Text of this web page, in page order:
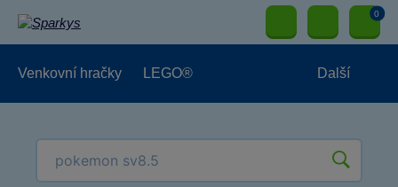
0
Venkovní hračky LEGO® Další